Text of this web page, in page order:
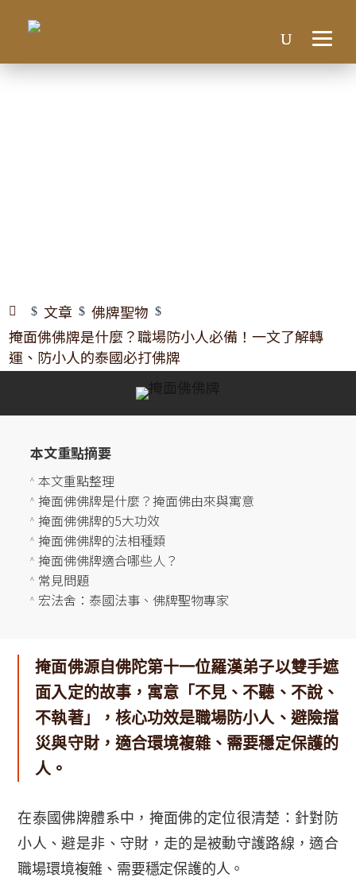
$ 文章 $ 佛牌聖物 $
掩面佛佛牌是什麼？職場防小人必備！一文了解轉
運、防小人的泰國必打佛牌
本文重點摘要
^ 本文重點整理
^ 掩面佛佛牌是什麼？掩面佛由來與寓意
^ 掩面佛佛牌的5大功效
^ 掩面佛佛牌的法相種類
^ 掩面佛佛牌適合哪些人？
^ 常見問題
^ 宏法舍：泰國法事、佛牌聖物專家
掩面佛源自佛陀第十一位羅漢弟子以雙手遮
面入定的故事，寓意「不見、不聽、不說、
不執著」，核心功效是職場防小人、避險擋
災與守財，適合環境複雜、需要穩定保護的
人。
在泰國佛牌體系中，掩面佛的定位很清楚：針對防
小人、避是非、守財，走的是被動守護路線，適合
職場環境複雜、需要穩定保護的人。